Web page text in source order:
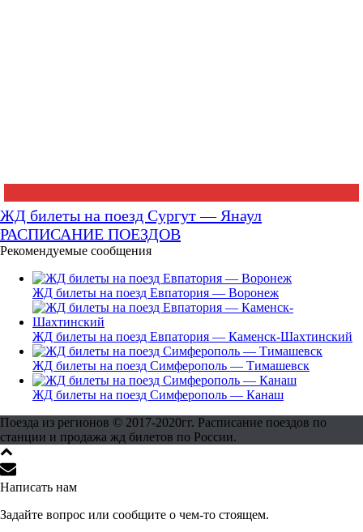
ЖД билеты на поезд Сургут — Янаул
РАСПИСАНИЕ ПОЕЗДОВ
Рекомендуемые сообщения
ЖД билеты на поезд Евпатория — Воронеж
ЖД билеты на поезд Евпатория — Каменск-Шахтинский
ЖД билеты на поезд Симферополь — Тимашевск
ЖД билеты на поезд Симферополь — Канаш
Поезда из регионов © 2017-2020гг. Расписание поездов по
станции и продажа жд билетов по России.
Написать нам
Задайте вопрос или сообщите о чем-то стоящем.